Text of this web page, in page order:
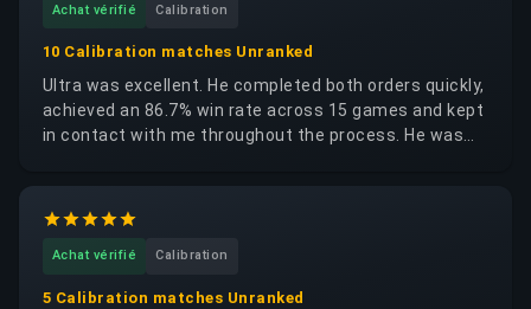
Achat vérifié Calibration
10 Calibration matches Unranked
Ultra was excellent. He completed both orders quickly,
achieved an 86.7% win rate across 15 games and kept
in contact with me throughout the process. He was
would happily request the same booster again.
Achat vérifié Calibration
5 Calibration matches Unranked